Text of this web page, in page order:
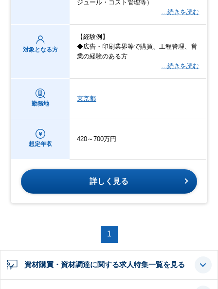
ジュール・コスト管理等）
…続きを読む
対象となる方
【経験例】
◆広告・印刷業界等で購買、工程管理、営
業の経験のある方
…続きを読む
勤務地
東京都
想定年収
420～700万円
詳しく見る
1
資材購買・資材調達に関する求人特集一覧を見る